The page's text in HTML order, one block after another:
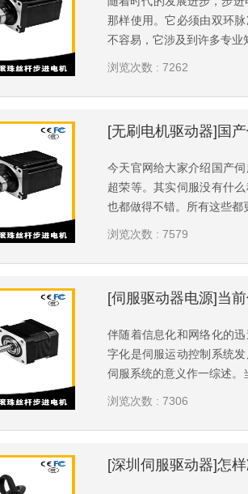
那样使用。它必须由双环
不容易，它涉及到许多专业
浏览次数 : 7262
今天官网给大家介绍国产
超荣等。其实伺服没有什
也都做得不错。所有这些都
浏览次数 : 7579
伴随着信息化和网络化的
字化是伺服运动控制系统
伺服系统的意义作一综述。
浏览次数 : 7306